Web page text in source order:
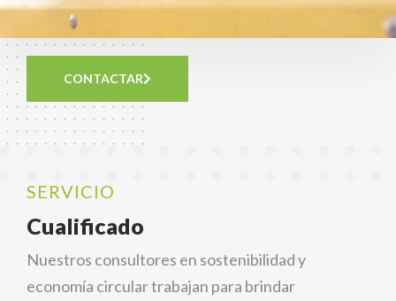
CONTACTAR
SERVICIO
Cualificado
Nuestros consultores en sostenibilidad y
economía circular trabajan para brindar